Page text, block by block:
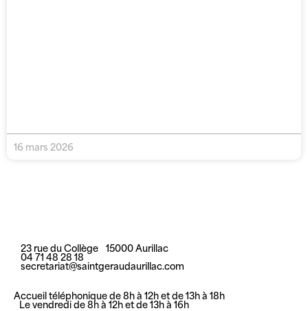
16 mars 2026
23 rue du Collège 15000 Aurillac
04 71 48 28 18
secretariat@saintgeraudaurillac.com
Accueil téléphonique de 8h à 12h et de 13h à 18h
Le vendredi de 8h à 12h et de 13h à 16h